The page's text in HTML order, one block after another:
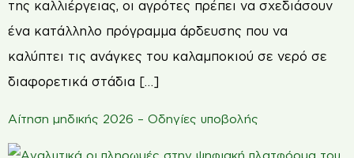
της καλλιέργειας, οι αγρότες πρέπει να σχεδιάσουν
ένα κατάλληλο πρόγραμμα άρδευσης που να
καλύπτει τις ανάγκες του καλαμποκιού σε νερό σε
διαφορετικά στάδια […]
Αίτηση μηδικής 2026 – Οδηγίες υποβολής